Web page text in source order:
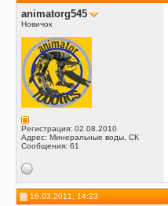
animatorg545
Новичок
Регистрация: 02.08.2010
Адрес: Минеральные воды, СК
Сообщения: 61
16.03.2011, 14:23